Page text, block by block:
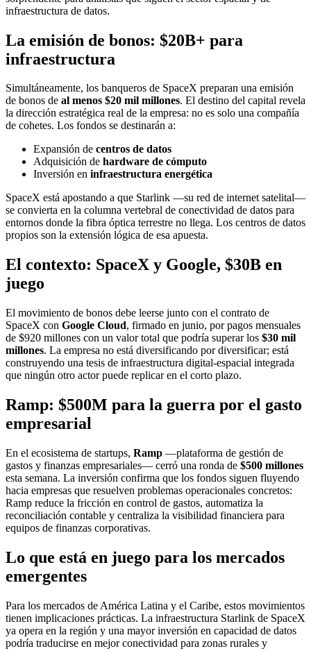
infraestructura de datos.
La emisión de bonos: $20B+ para
infraestructura
Simultáneamente, los banqueros de SpaceX preparan una emisión
de bonos de al menos $20 mil millones. El destino del capital revela
la dirección estratégica real de la empresa: no es solo una compañía
de cohetes. Los fondos se destinarán a:
Expansión de centros de datos
Adquisición de hardware de cómputo
Inversión en infraestructura energética
SpaceX está apostando a que Starlink —su red de internet satelital—
se convierta en la columna vertebral de conectividad de datos para
entornos donde la fibra óptica terrestre no llega. Los centros de datos
propios son la extensión lógica de esa apuesta.
El contexto: SpaceX y Google, $30B en
juego
El movimiento de bonos debe leerse junto con el contrato de
SpaceX con Google Cloud, firmado en junio, por pagos mensuales
de $920 millones con un valor total que podría superar los $30 mil
millones. La empresa no está diversificando por diversificar; está
construyendo una tesis de infraestructura digital-espacial integrada
que ningún otro actor puede replicar en el corto plazo.
Ramp: $500M para la guerra por el gasto
empresarial
En el ecosistema de startups, Ramp —plataforma de gestión de
gastos y finanzas empresariales— cerró una ronda de $500 millones
esta semana. La inversión confirma que los fondos siguen fluyendo
hacia empresas que resuelven problemas operacionales concretos:
Ramp reduce la fricción en control de gastos, automatiza la
reconciliación contable y centraliza la visibilidad financiera para
equipos de finanzas corporativas.
Lo que está en juego para los mercados
emergentes
Para los mercados de América Latina y el Caribe, estos movimientos
tienen implicaciones prácticas. La infraestructura Starlink de SpaceX
ya opera en la región y una mayor inversión en capacidad de datos
podría traducirse en mejor conectividad para zonas rurales y